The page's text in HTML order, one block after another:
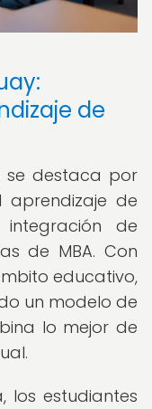
de
se destaca por
aprendizaje de
de
de MBA. Con
educativo,
un modelo de
lo mejor de
los estudiantes